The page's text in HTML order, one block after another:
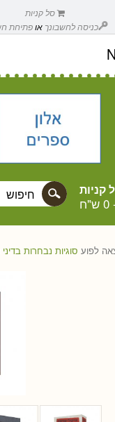
סל קניות
כניסה לחשבונך אופתיחת
קניות
0 ש"ח
לפוע סוגיות נבחרות